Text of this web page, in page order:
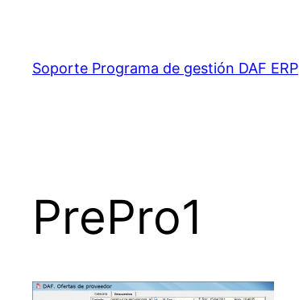
contenido
Soporte Programa de gestión DAF ERP
PrePro1